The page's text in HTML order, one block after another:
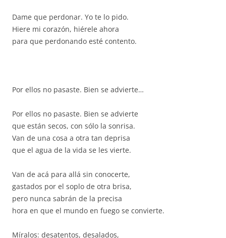
Dame que perdonar. Yo te lo pido.
Hiere mi corazón, hiérele ahora
para que perdonando esté contento.
Por ellos no pasaste. Bien se advierte…
Por ellos no pasaste. Bien se advierte
que están secos, con sólo la sonrisa.
Van de una cosa a otra tan deprisa
que el agua de la vida se les vierte.
Van de acá para allá sin conocerte,
gastados por el soplo de otra brisa,
pero nunca sabrán de la precisa
hora en que el mundo en fuego se convierte.
Míralos: desatentos, desalados,